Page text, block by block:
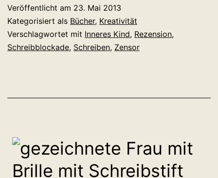
–
Der
Weg
Veröffentlicht am 23. Mai 2013
Kategorisiert als Bücher, Kreativität
Verschlagwortet mit Inneres Kind, Rezension,
Schreibblockade, Schreiben, Zensor